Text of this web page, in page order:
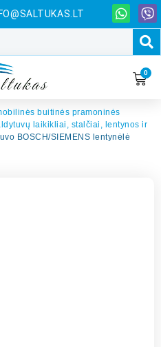
0
buitinės pramoninės
laikikliai, stalčiai, lentynos ir
BOSCH/SIEMENS lentynėlė